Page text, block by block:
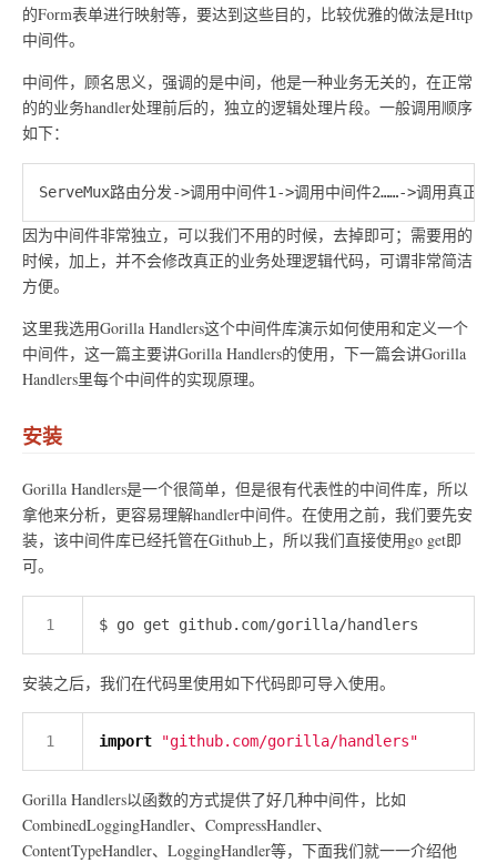
的Form表单进行映射等，要达到这些目的，比较优雅的做法是Http
中间件。
中间件，顾名思义，强调的是中间，他是一种业务无关的，在正常
的的业务handler处理前后的，独立的逻辑处理片段。一般调用顺序
如下：
因为中间件非常独立，可以我们不用的时候，去掉即可；需要用的
时候，加上，并不会修改真正的业务处理逻辑代码，可谓非常简洁
方便。
这里我选用Gorilla Handlers这个中间件库演示如何使用和定义一个
中间件，这一篇主要讲Gorilla Handlers的使用，下一篇会讲Gorilla
Handlers里每个中间件的实现原理。
安装
Gorilla Handlers是一个很简单，但是很有代表性的中间件库，所以
拿他来分析，更容易理解handler中间件。在使用之前，我们要先安
装，该中间件库已经托管在Github上，所以我们直接使用go get即
可。
安装之后，我们在代码里使用如下代码即可导入使用。
import "github.com/gorilla/handlers"
Gorilla Handlers以函数的方式提供了好几种中间件，比如
CombinedLoggingHandler、CompressHandler、
ContentTypeHandler、LoggingHandler等，下面我们就一一介绍他